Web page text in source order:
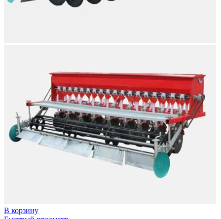
В корзину